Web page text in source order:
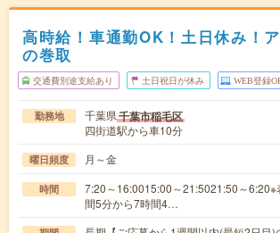
高時給！車通勤OK！土日休み！
の巻取
交通費別途支給あり 土日祝日が休み WEB登録
勤務地 千葉県千葉市稲毛区
四街道駅から車10分
曜日頻度 月～金
時間
7:20～16:0015:00～21:5021:50～6:20※
間5分から7時間4…